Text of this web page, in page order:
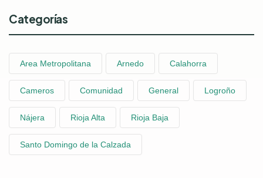
Categorías
Area Metropolitana Arnedo Calahorra
Cameros Comunidad General Logroño
Nájera Rioja Alta Rioja Baja
Santo Domingo de la Calzada